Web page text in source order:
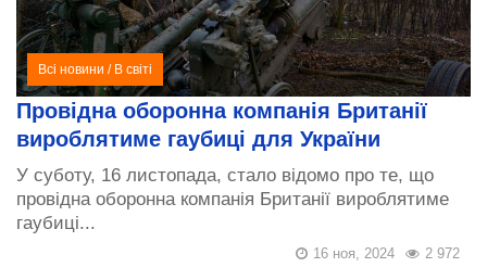
Всі новини / В світі
Провідна оборонна компанія Британії
вироблятиме гаубиці для України
У суботу, 16 листопада, стало відомо про те, що
провідна оборонна компанія Британії вироблятиме
гаубиці...
2 972
16 ноя, 2024